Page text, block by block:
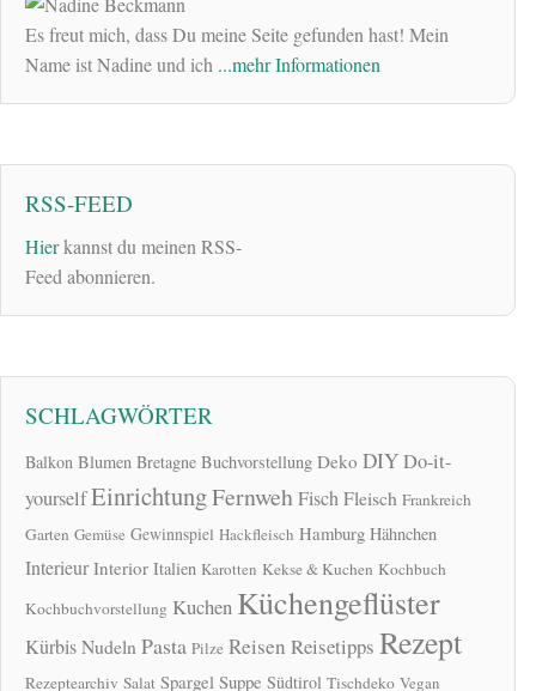
Es freut mich, dass Du meine Seite gefunden hast! Mein
Name ist Nadine und ich ...mehr Informationen
RSS-FEED
Hierkannst du meinen RSS-
Feed abonnieren.
SCHLAGWÖRTER
Balkon Blumen Bretagne Buchvorstellung Deko DIYDo-it-
yourselfEinrichtungFernwehFischFleisch Frankreich
Garten Gemüse Gewinnspiel Hackfleisch Hamburg Hähnchen
Interieur Interior Italien Karotten Kekse & Kuchen Kochbuch
Kochbuchvorstellung Kuchen Küchengeflüster
KürbisNudeln Pasta Pilze Reisen Reisetipps Rezept
Rezeptearchiv Salat Spargel Suppe Südtirol Tischdeko Vegan